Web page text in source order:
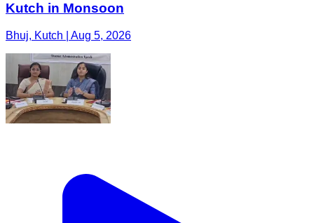
Kutch in Monsoon
Bhuj, Kutch | Aug 5, 2026